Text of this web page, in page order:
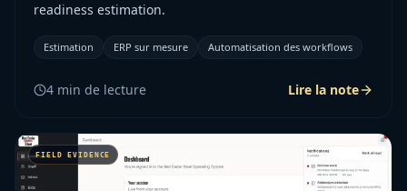
readiness estimation.
Estimation ERP sur mesure Automatisation des workflows
4 min de lecture Lire la note